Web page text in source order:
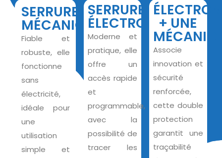
SERRURE
MÉCANIQUE
Fiable et
robuste, elle
fonctionne
sans
électricité,
idéale pour
une
utilisation
simple et
SERRURE
ÉLECTRONIQUE
Moderne et
pratique, elle
offre un
accès rapide
et
programmable,
avec la
possibilité de
tracer les
+ UNE
Associe
innovation et
sécurité
renforcée,
cette double
protection
garantit une
traçabilité